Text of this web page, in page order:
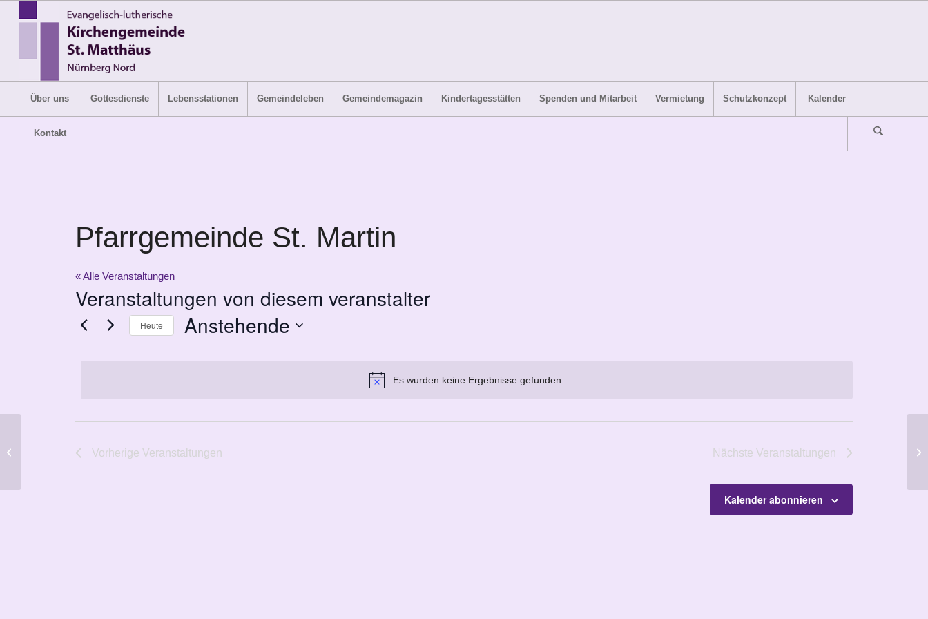
Über uns Gottesdienste Lebensstationen Gemeindeleben Gemeindemagazin Kindertagesstätten Spenden und Mitarbeit Vermietung Schutzkonzept Kalender
Kontakt
Pfarrgemeinde St. Martin
« Alle Veranstaltungen
Veranstaltungen von diesem veranstalter
Hinweis
Es wurden keine Ergebnisse gefunden.
Heute Anstehende
Vorherige Veranstaltungen Nächste Veranstaltungen
Kalender abonnieren
„Meisenbachstraße“